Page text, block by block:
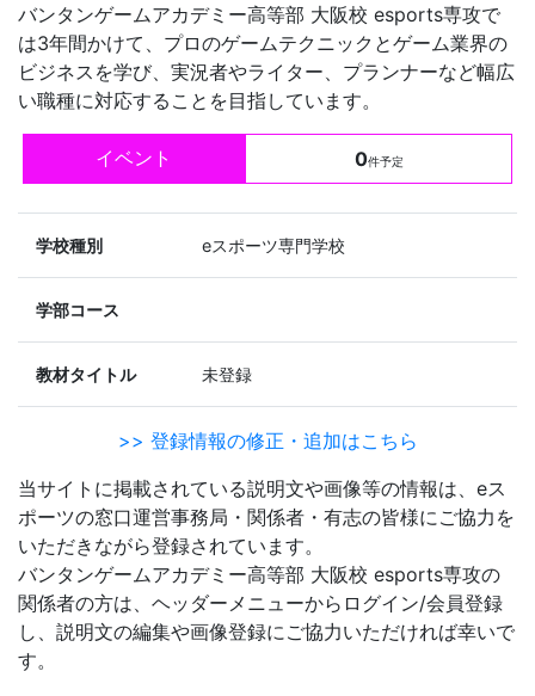
バンタンゲームアカデミー高等部 大阪校 esports専攻で
は3年間かけて、プロのゲームテクニックとゲーム業界の
ビジネスを学び、実況者やライター、プランナーなど幅広
い職種に対応することを目指しています。
イベント 0件予定
学校種別 eスポーツ専門学校
学部コース
教材タイトル 未登録
>> 登録情報の修正・追加はこちら
当サイトに掲載されている説明文や画像等の情報は、eス
ポーツの窓口運営事務局・関係者・有志の皆様にご協力を
いただきながら登録されています。
バンタンゲームアカデミー高等部 大阪校 esports専攻の
関係者の方は、ヘッダーメニューからログイン/会員登録
し、説明文の編集や画像登録にご協力いただければ幸いで
す。